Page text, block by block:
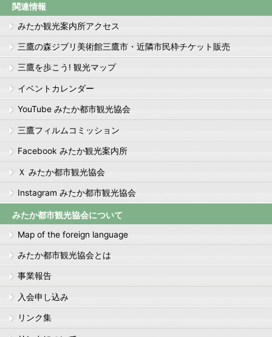
関連情報
みたか観光案内所アクセス
三鷹の森ジブリ美術館三鷹市・近隣市民枠チケット販売
三鷹を歩こう! 観光マップ
イベントカレンダー
YouTube みたか都市観光協会
三鷹フィルムコミッション
Facebook みたか観光案内所
Ｘ みたか都市観光協会
Instagram みたか都市観光協会
みたか都市観光協会について
Map of the foreign language
みたか都市観光協会とは
事業報告
入会申し込み
リンク集